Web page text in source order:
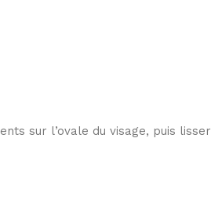
sur l’ovale du visage, puis lisser